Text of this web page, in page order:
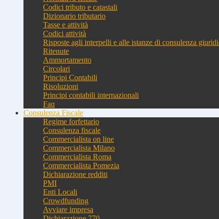
Codici tributo e catastali
Dizionario tributario
Tasse e attività
Codici attività
Risposte agli interpelli e alle istanze di consulenza
Ritenute
Ammortamento
Circolari
Principi Contabili
Risoluzioni
Principi contabili internazionali
Faq
Consulenza Fiscale
Regime forfettario
Consulenza fiscale
Commercialista on line
Commercialista Milano
Commercialista Roma
Commercialista Pomezia
Dichiarazione redditi
PMI
Enti Locali
Crowdfunding
Avviare impresa